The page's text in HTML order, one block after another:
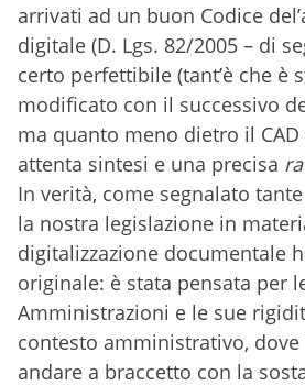
arrivati ad un buon Codice
digitale (D. Lgs. 82/2005 – di
certo perfettibile (tant’è che è
modificato con il successivo
ma quanto meno dietro il CAD
attenta sintesi e una precisa
In verità, come segnalato
la nostra legislazione in
digitalizzazione documentale
originale: è stata pensata per
Amministrazioni e le sue
contesto amministrativo,
andare a braccetto con la